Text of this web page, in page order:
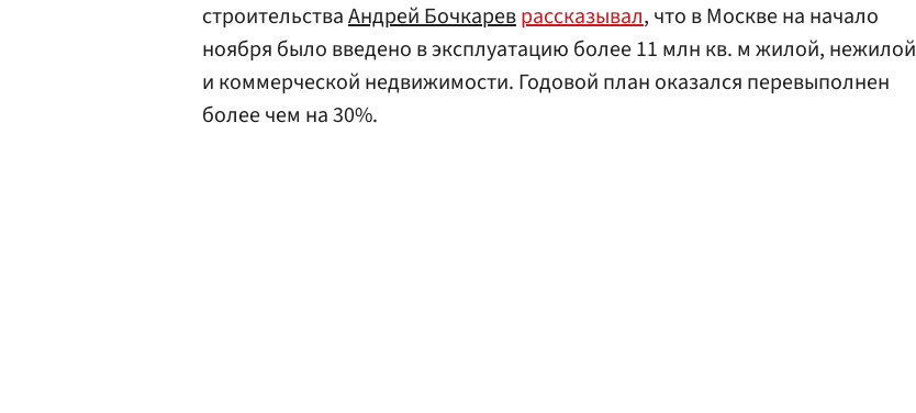
строительстваАндрей Бочкареврассказывал, что в Москве на начало
ноября было введено в эксплуатацию более 11 млн кв. м жилой, нежилой
и коммерческой недвижимости. Годовой план оказался перевыполнен
более чем на 30%.